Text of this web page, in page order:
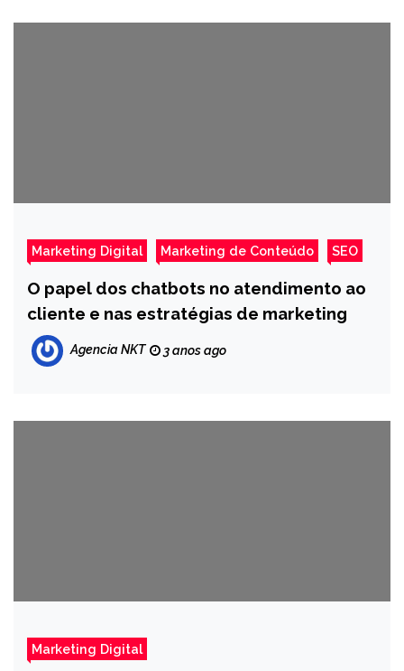
Marketing Digital Marketing de Conteúdo SEO
O papel dos chatbots no atendimento ao
cliente e nas estratégias de marketing
Agencia NKT 3 anos ago
Marketing Digital